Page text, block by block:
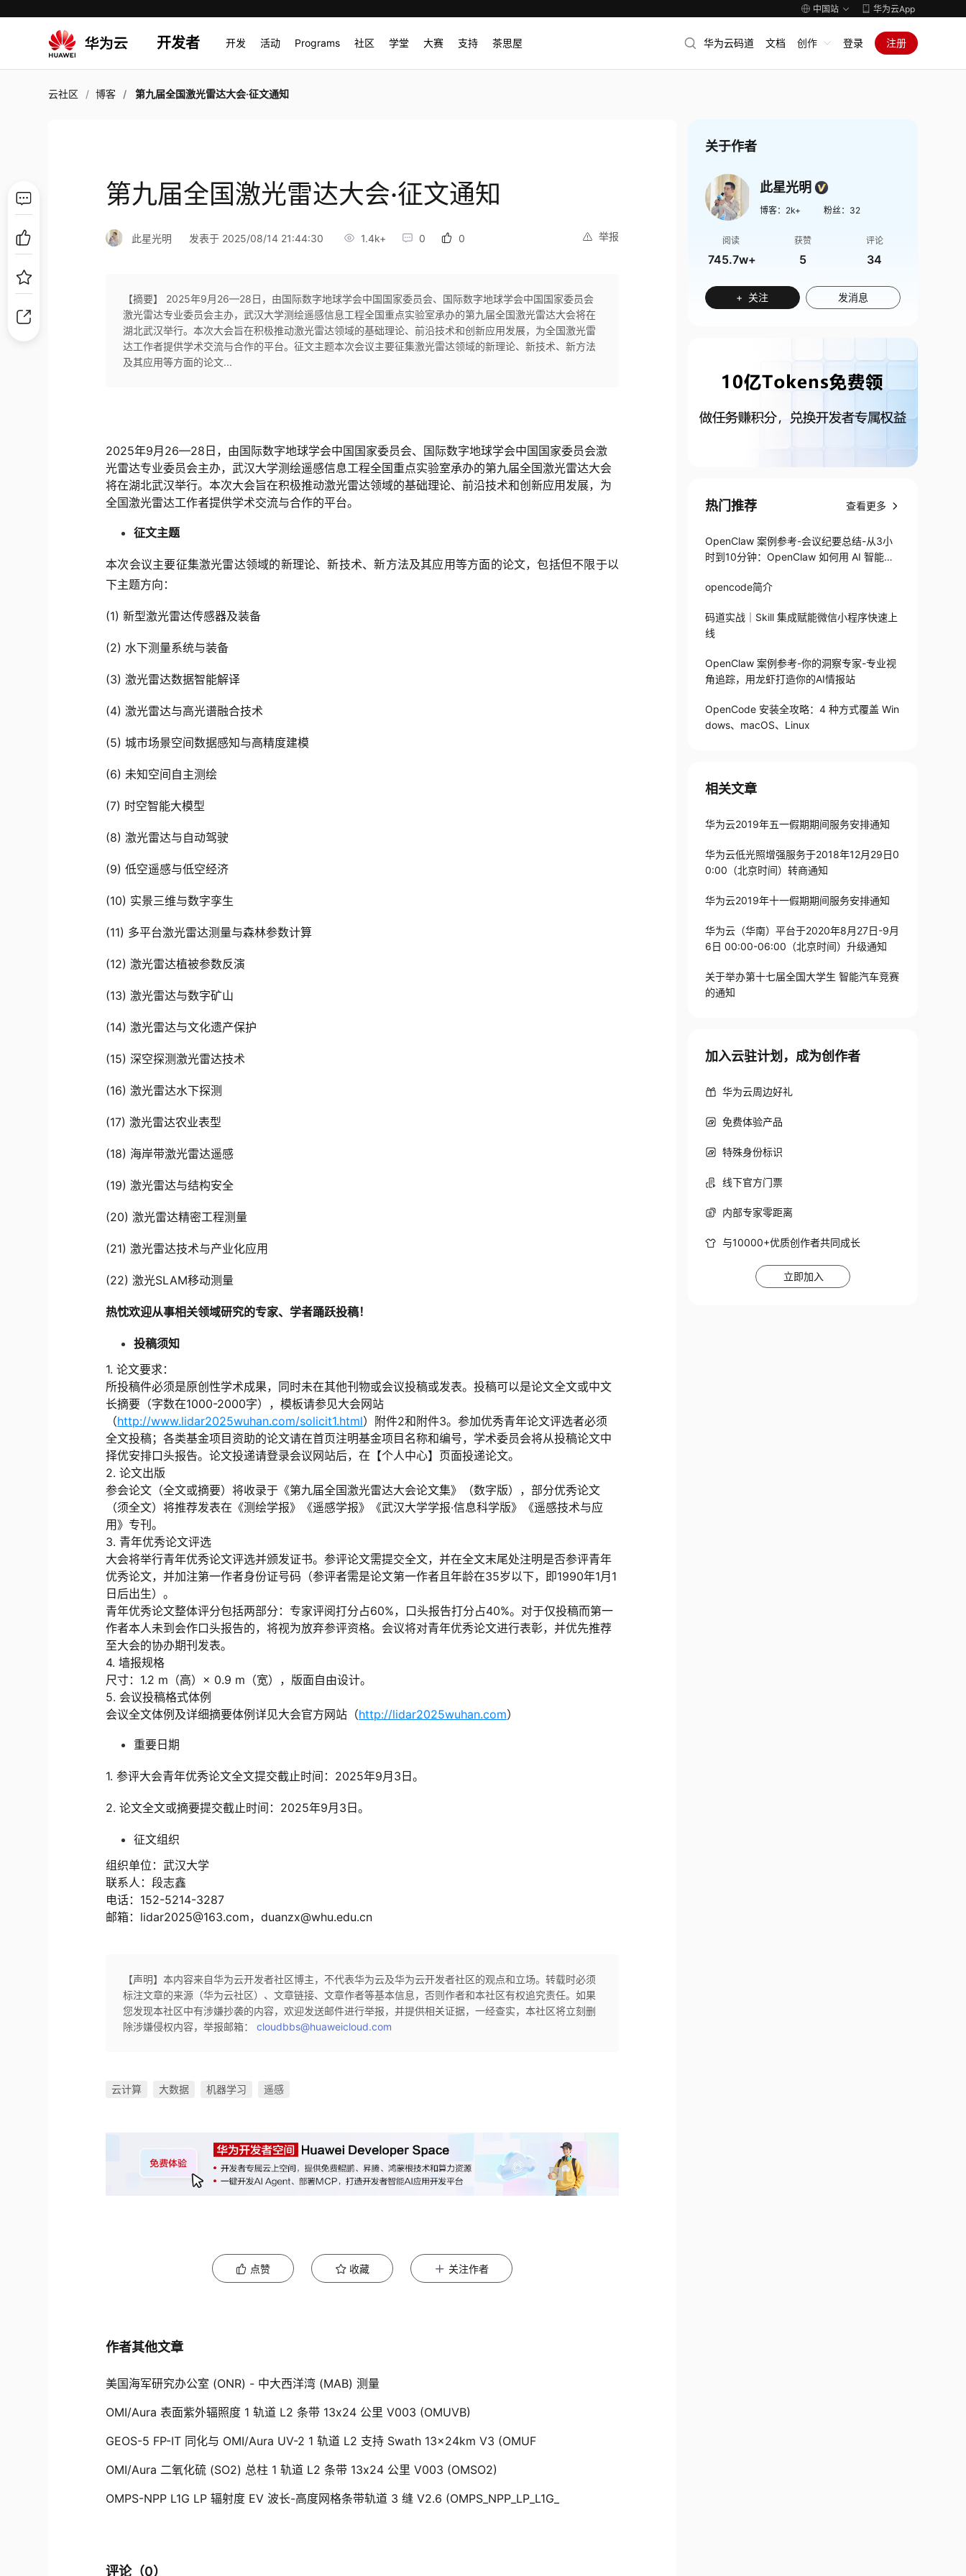
中国站 华为云App
开发者 开发 活动 Programs 社区 学堂 大赛 支持 茶思屋 华为云码道 文档 创作 登录 注册
云社区 博客 第九届全国激光雷达大会·征文通知
第九届全国激光雷达大会·征文通知
举报
此星光明 发表于 2025/08/14 21:44:30 1.4k+ 0 0
【摘要】 2025年9月26—28日，由国际数字地球学会中国国家委员会、国际数字地球学会中国国家委员会
激光雷达专业委员会主办，武汉大学测绘遥感信息工程全国重点实验室承办的第九届全国激光雷达大会将在
湖北武汉举行。本次大会旨在积极推动激光雷达领域的基础理论、前沿技术和创新应用发展，为全国激光雷
达工作者提供学术交流与合作的平台。征文主题本次会议主要征集激光雷达领域的新理论、新技术、新方法
及其应用等方面的论文...
2025年9月26—28日，由国际数字地球学会中国国家委员会、国际数字地球学会中国国家委员会激
光雷达专业委员会主办，武汉大学测绘遥感信息工程全国重点实验室承办的第九届全国激光雷达大会
将在湖北武汉举行。本次大会旨在积极推动激光雷达领域的基础理论、前沿技术和创新应用发展，为
全国激光雷达工作者提供学术交流与合作的平台。
征文主题
本次会议主要征集激光雷达领域的新理论、新技术、新方法及其应用等方面的论文，包括但不限于以
下主题方向：
(1) 新型激光雷达传感器及装备
(2)水下测量系统与装备
(3) 激光雷达数据智能解译
(4) 激光雷达与高光谱融合技术
(5) 城市场景空间数据感知与高精度建模
(6) 未知空间自主测绘
(7) 时空智能大模型
(8) 激光雷达与自动驾驶
(9) 低空遥感与低空经济
(10) 实景三维与数字孪生
(11) 多平台激光雷达测量与森林参数计算
(12)激光雷达植被参数反演
(13)激光雷达与数字矿山
(14)激光雷达与文化遗产保护
(15)深空探测激光雷达技术
(16)激光雷达水下探测
(17)激光雷达农业表型
(18) 海岸带激光雷达遥感
(19) 激光雷达与结构安全
(20) 激光雷达精密工程测量
(21) 激光雷达技术与产业化应用
(22) 激光SLAM移动测量
热忱欢迎从事相关领域研究的专家、学者踊跃投稿！
投稿须知
1. 论文要求：
所投稿件必须是原创性学术成果，同时未在其他刊物或会议投稿或发表。投稿可以是论文全文或中文
长摘要（字数在1000-2000字），模板请参见大会网站
（http://www.lidar2025wuhan.com/solicit1.html）附件2和附件3。参加优秀青年论文评选者必须
全文投稿；各类基金项目资助的论文请在首页注明基金项目名称和编号，学术委员会将从投稿论文中
择优安排口头报告。论文投递请登录会议网站后，在【个人中心】页面投递论文。
2. 论文出版
参会论文（全文或摘要）将收录于《第九届全国激光雷达大会论文集》（数字版），部分优秀论文
（须全文）将推荐发表在《测绘学报》《遥感学报》《武汉大学学报·信息科学版》《遥感技术与应
用》专刊。
3. 青年优秀论文评选
大会将举行青年优秀论文评选并颁发证书。参评论文需提交全文，并在全文末尾处注明是否参评青年
优秀论文，并加注第一作者身份证号码（参评者需是论文第一作者且年龄在35岁以下，即1990年1月1
日后出生）。
青年优秀论文整体评分包括两部分：专家评阅打分占60%，口头报告打分占40%。对于仅投稿而第一
作者本人未到会作口头报告的，将视为放弃参评资格。会议将对青年优秀论文进行表彰，并优先推荐
至大会的协办期刊发表。
4. 墙报规格
尺寸：1.2 m（高）× 0.9 m（宽），版面自由设计。
5. 会议投稿格式体例
会议全文体例及详细摘要体例详见大会官方网站（http://lidar2025wuhan.com）
重要日期
1. 参评大会青年优秀论文全文提交截止时间： 2025年9月3日。
2. 论文全文或摘要提交截止时间： 2025年9月3日。
征文组织
组织单位：武汉大学
联系人：段志鑫
电话：152-5214-3287
邮箱：lidar2025@163.com，duanzx@whu.edu.cn
【声明】本内容来自华为云开发者社区博主，不代表华为云及华为云开发者社区的观点和立场。转载时必须
标注文章的来源（华为云社区）、文章链接、文章作者等基本信息，否则作者和本社区有权追究责任。如果
您发现本社区中有涉嫌抄袭的内容，欢迎发送邮件进行举报，并提供相关证据，一经查实，本社区将立刻删
除涉嫌侵权内容，举报邮箱：cloudbbs@huaweicloud.com
云计算 大数据 机器学习 遥感
点赞 收藏 关注作者
作者其他文章
美国海军研究办公室 (ONR) - 中大西洋湾 (MAB) 测量
OMI/Aura 表面紫外辐照度 1 轨道 L2 条带 13x24 公里 V003 (OMUVB)
GEOS-5 FP-IT 同化与 OMI/Aura UV-2 1 轨道 L2 支持 Swath 13x24km V3 (OMUF
OMI/Aura 二氧化硫 (SO2) 总柱 1 轨道 L2 条带 13x24 公里 V003 (OMSO2)
OMPS-NPP L1G LP 辐射度 EV 波长-高度网格条带轨道 3 缝 V2.6 (OMPS_​NPP_​LP_​L1G_
评论（0）
关于作者
此星光明
博客： 2k+ 粉丝： 32
阅读
745.7w+
获赞
5
评论
34
+ 关注 发消息
热门推荐 查看更多
OpenClaw 案例参考-会议纪要总结-从3小
时到10分钟：OpenClaw 如何用 AI 智能体
opencode简介
码道实战｜Skill 集成赋能微信小程序快速上
线
OpenClaw 案例参考-你的洞察专家-专业视
角追踪，用龙虾打造你的AI情报站
OpenCode 安装全攻略：4 种方式覆盖 Win
dows、macOS、Linux
相关文章
华为云2019年五一假期期间服务安排通知
华为云低光照增强服务于2018年12月29日0
0:00（北京时间）转商通知
华为云2019年十一假期期间服务安排通知
华为云（华南）平台于2020年8月27日-9月
6日 00:00-06:00（北京时间）升级通知
关于举办第十七届全国大学生 智能汽车竞赛
的通知
加入云驻计划，成为创作者
华为云周边好礼
免费体验产品
特殊身份标识
线下官方门票
内部专家零距离
与10000+优质创作者共同成长
立即加入